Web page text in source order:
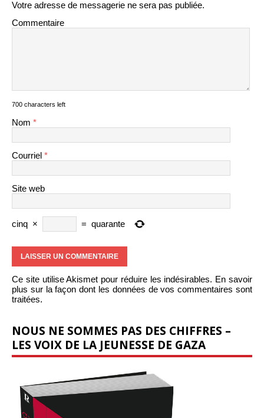
Votre adresse de messagerie ne sera pas publiée.
Commentaire
700 characters left
Nom *
Courriel *
Site web
cinq × = quarante
Ce site utilise Akismet pour réduire les indésirables. En savoir
plus sur la façon dont les données de vos commentaires sont
traitées.
NOUS NE SOMMES PAS DES CHIFFRES –
LES VOIX DE LA JEUNESSE DE GAZA